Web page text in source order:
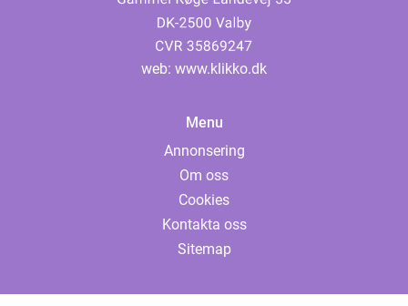
web: www.klikko.dk
Menu
Annonsering
Om oss
Cookies
Kontakta oss
Sitemap